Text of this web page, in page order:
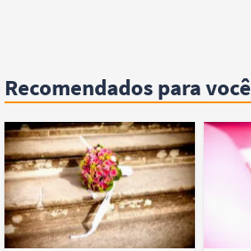
Recomendados para você